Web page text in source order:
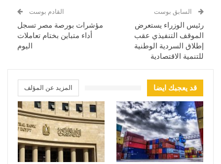
السابق بوست
رئيس الوزراء يستعرض
الموقف التنفيذي عقب
إطلاق السردية الوطنية
للتنمية الاقتصادية
القادم بوست
مؤشرات بورصة مصر تسجل
أداء متباين بختام تعاملات
اليوم
قد يعجبك ايضا المزيد عن المؤلف